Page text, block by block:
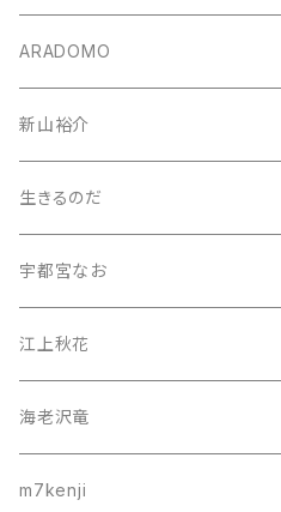
ARADOMO
新山裕介
生きるのだ
宇都宮なお
江上秋花
海老沢竜
m7kenji